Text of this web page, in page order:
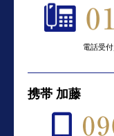
電話受
携帯 加藤